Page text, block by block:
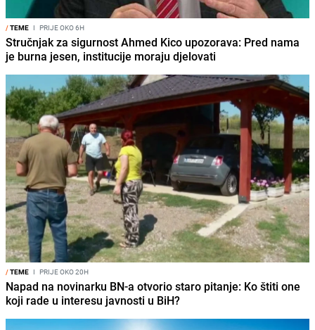
/TEME I PRIJE OKO 6H
Stručnjak za sigurnost Ahmed Kico upozorava: Pred nama
je burna jesen, institucije moraju djelovati
/TEME I PRIJE OKO 20H
Napad na novinarku BN-a otvorio staro pitanje: Ko štiti one
koji rade u interesu javnosti u BiH?